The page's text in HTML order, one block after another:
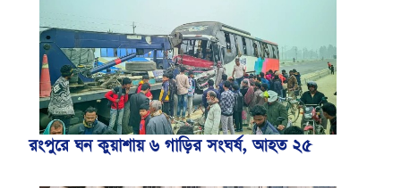
রংপুরে ঘন কুয়াশায় ৬ গাড়ির সংঘর্ষ, আহত ২৫